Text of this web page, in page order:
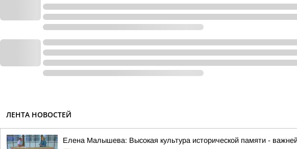
ЛЕНТА НОВОСТЕЙ
Елена Малышева: Высокая культура исторической памяти -